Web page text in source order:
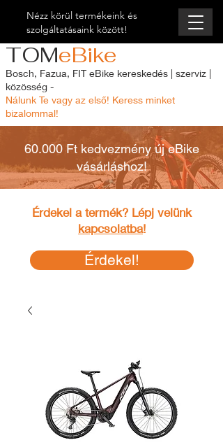
Nézz körül termékeink és
szolgáltatásaink között!
TOMeBike
Bosch, Fazua, FIT eBike kereskedés | szerviz |
közösség -
Nálunk Te vagy az első! Keress minket
bizalommal!
60.000 Ft kedvezmény új eBike
vásárláshoz!
Érdekel a termék? Lépj velünk
kapcsolatba!
Érdekel!